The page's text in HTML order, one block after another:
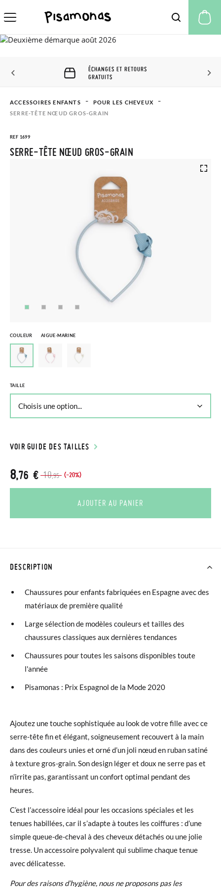
ÉCHANGES ET RETOURS
GRATUITS
ACCESSOIRES ENFANTS
POUR LES CHEVEUX
SERRE-TÊTE NŒUD GROS-GRAIN
REF 1699
SERRE-TÊTE NŒUD GROS-GRAIN
COULEUR AIGUE-MARINE
TAILLE
VOIR GUIDE DES TAILLES
10,95 (-20%)
8,76 €
AJOUTER AU PANIER
DESCRIPTION
Chaussures pour enfants fabriquées en Espagne avec des
matériaux de première qualité
Large sélection de modèles couleurs et tailles des
chaussures classiques aux dernières tendances
Chaussures pour toutes les saisons disponibles toute
l'année
Pisamonas : Prix Espagnol de la Mode 2020
Ajoutez une touche sophistiquée au look de votre fille avec ce
serre-tête fin et élégant, soigneusement recouvert à la main
dans des couleurs unies et orné d’un joli nœud en ruban satiné
à texture gros-grain. Son design léger et doux ne serre pas et
n’irrite pas, garantissant un confort optimal pendant des
heures.
C’est l’accessoire idéal pour les occasions spéciales et les
tenues habillées, car il s’adapte à toutes les coiffures : d’une
simple queue-de-cheval à des cheveux détachés ou une jolie
tresse. Un accessoire polyvalent qui sublime chaque tenue
avec délicatesse.
Pour des raisons d’hygiène, nous ne proposons pas les